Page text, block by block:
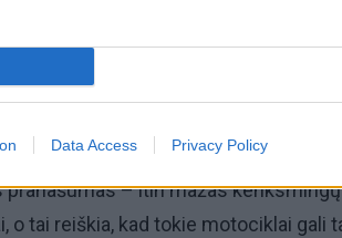
Data Access Privacy Policy
pasaulyje, kuris kaip degalus gali
1,4 l 100 km.
tai motociklams tokia
– itin mažas kenksmingų
o tai reiškia, kad tokie motociklai gali